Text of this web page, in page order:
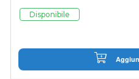
Disponibile